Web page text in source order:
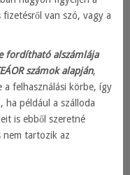
van szó, vagy a
fordítható alszámlája
számok alapján,
felhasználási körbe, így
ha például a szálloda
is ebből szeretné
nem tartozik az